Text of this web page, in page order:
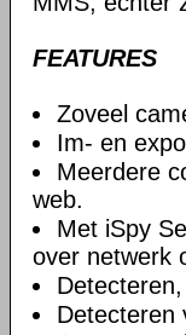
FEATURES
Zoveel
Im- en
Meerdere
web.
Met iSpy
over netwerk
Detecteren